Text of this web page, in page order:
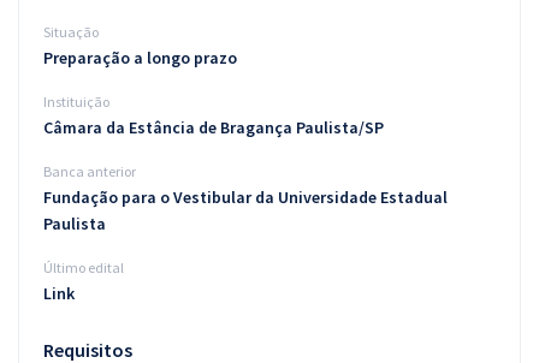
Conteúdo gratuito
Blog
Atendimento
Situação
Preparação a longo prazo
Instituição
Câmara da Estância de Bragança Paulista/SP
Banca anterior
Fundação para o Vestibular da Universidade Estadual
Paulista
Último edital
Link
Requisitos